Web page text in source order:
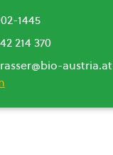
1445
214 370
austria.at